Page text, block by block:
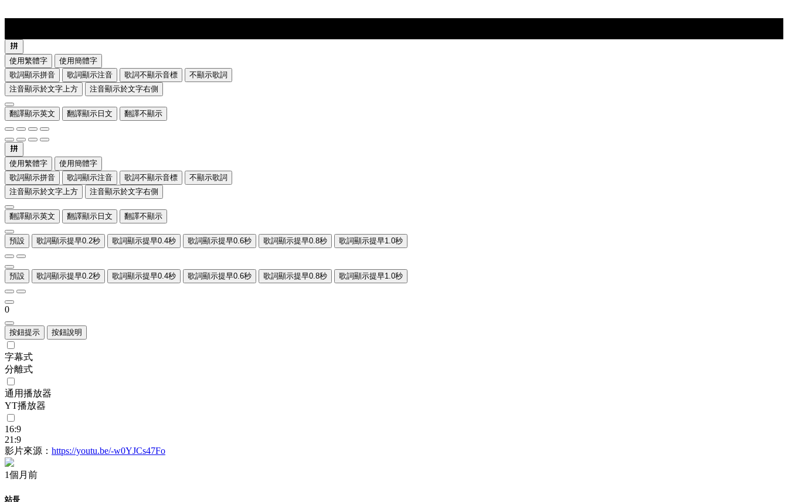
使用繁體字
使用簡體字
歌詞顯示拼音
歌詞顯示注音 歌詞不顯示音標
不顯示歌詞
注音顯示於文字上方
注音顯示於文字右側
翻譯顯示英文 翻譯顯示日文 翻譯不顯示
使用繁體字
使用簡體字
歌詞顯示拼音
歌詞顯示注音 歌詞不顯示音標
不顯示歌詞
注音顯示於文字上方
注音顯示於文字右側
翻譯顯示英文 翻譯顯示日文 翻譯不顯示
預設 歌詞顯示提早0.2秒 歌詞顯示提早0.4秒 歌詞顯示提早0.6秒 歌詞顯示提早0.8秒 歌詞顯示提早1.0秒
預設 歌詞顯示提早0.2秒 歌詞顯示提早0.4秒 歌詞顯示提早0.6秒 歌詞顯示提早0.8秒 歌詞顯示提早1.0秒
0
按鈕提示 按鈕說明
字幕式
分離式
通用播放器
YT播放器
16:9
21:9
影片來源： https://youtu.be/-w0YJCs47Fo
1個月前
站長